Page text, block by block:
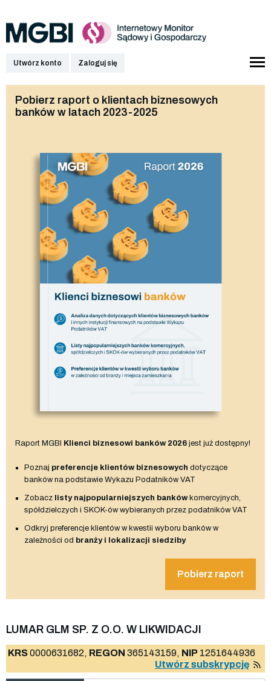
Utwórz konto Zaloguj się
Pobierz raport o klientach biznesowych
banków w latach 2023-2025
Raport MGBI Klienci biznesowi banków 2026 jest już dostępny!
Poznaj preferencje klientów biznesowych dotyczące
banków na podstawie Wykazu Podatników VAT
Zobacz listy najpopularniejszych bankówkomercyjnych,
spółdzielczych i SKOK-ów wybieranych przez podatników VAT
Odkryj preferencje klientów w kwestii wyboru banków w
zależności od branży i lokalizacji siedziby
Pobierz raport
LUMAR GLM SP. Z O.O. W LIKWIDACJI
KRS0000631682, REGON 365143159, NIP 1251644936
Utwórz subskrypcję